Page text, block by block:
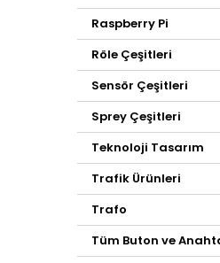
Raspberry Pi
Röle Çeşitleri
Sensör Çeşitleri
Sprey Çeşitleri
Teknoloji Tasarım
Trafik Ürünleri
Trafo
Tüm Buton ve